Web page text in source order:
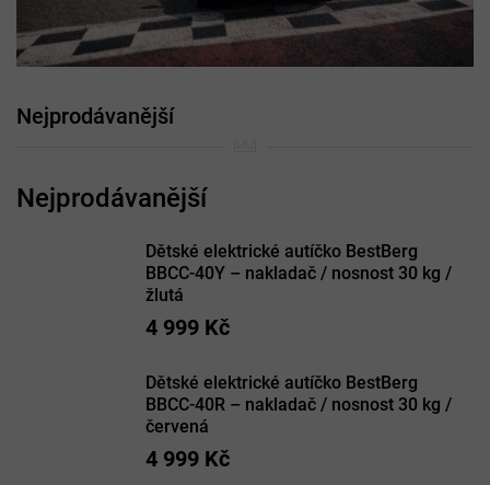
Nejprodávanější
Dětské elektrické autíčko BestBerg
BBCC-40Y – nakladač / nosnost 30 kg /
žlutá
4 999 Kč
Dětské elektrické autíčko BestBerg
BBCC-40R – nakladač / nosnost 30 kg /
červená
4 999 Kč